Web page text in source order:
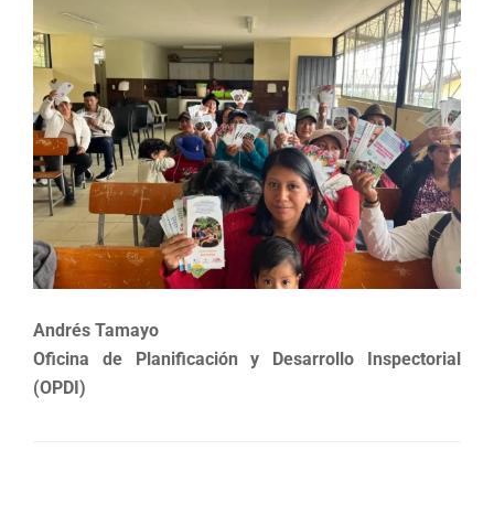
Andrés Tamayo
Oficina de Planificación y Desarrollo Inspectorial
(OPDI)